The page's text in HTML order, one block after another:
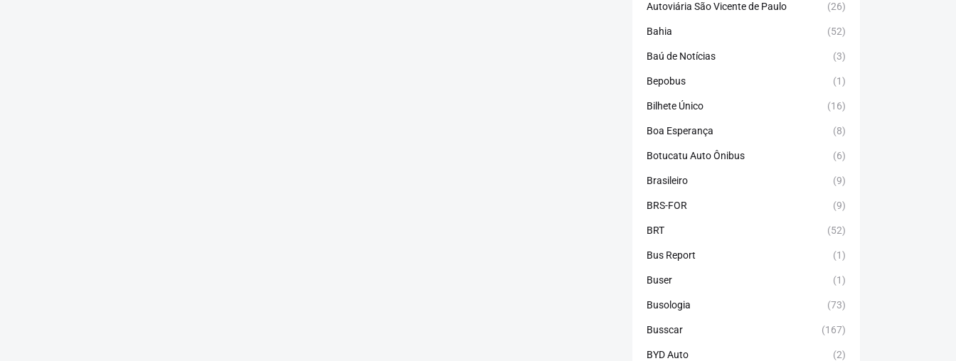
Autoviária São Vicente de Paulo (26)
Bahia (52)
Baú de Notícias (3)
Bepobus (1)
Bilhete Único (16)
Boa Esperança (8)
Botucatu Auto Ônibus (6)
Brasileiro (9)
BRS-FOR (9)
BRT (52)
Bus Report (1)
Buser (1)
Busologia (73)
Busscar (167)
BYD Auto (2)